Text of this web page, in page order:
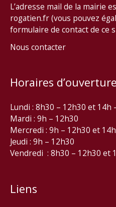
L’adresse mail de la mairie
rogatien.fr (vous pouvez
formulaire de contact de ce
Nous contacter
Horaires
Lundi : 8h30 – 12h30 et 14h
Mardi : 9h – 12h30
Mercredi : 9h – 12h30 et
Jeudi : 9h – 12h30
Vendredi : 8h30 – 12h30 et
Liens